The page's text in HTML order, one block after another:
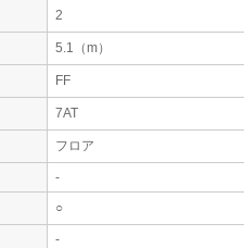
2
5.1（m）
FF
7AT
フロア
-
○
-